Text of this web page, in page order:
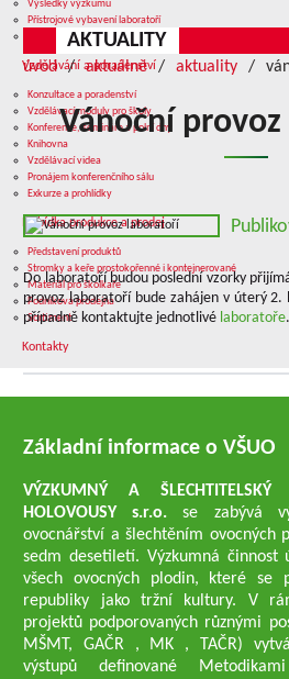
Výsledky výzkumu
Přístrojové vybavení laboratoří
Služby v oblasti výzkumu
Vzdělávání a poradenství
Konzultace a poradenství
Vzdělávací moduly pro školy
Konference, semináře a polní dny
Knihovna
Vzdělávací videa
Pronájem konferenčního sálu
Exkurze a prohlídky
Nabídka produkce a prodej
Představení produktů
Stromky a keře prostokořenné i kontejnerované
Materiál pro školkaře
Podniková prodejna
Sortiment
Kontakty
AKTUALITY
úvod aktuálně aktuality
Vánoční
Do laboratoří budou poslední vzorky
provoz laboratoří bude zahájen v úterý 2.
případně kontaktujte jednotlivé laboratoře.
Základní informace o VŠUO
VÝZKUMNÝ A ŠLECHTITELSKÝ
HOLOVOUSY s.r.o.se zabývá
ovocnářství a šlechtěním ovocných
sedm desetiletí. Výzkumná činnost
všech ovocných plodin, které se
republiky jako tržní kultury. V
projektů podporovaných různými
MŠMT, GAČR , MK , TAČR)
výstupů definované